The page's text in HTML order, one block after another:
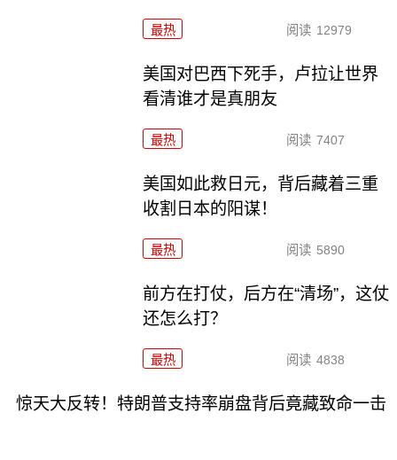
最热 阅读 12979
美国对巴西下死手，卢拉让世界
看清谁才是真朋友
最热 阅读 7407
美国如此救日元，背后藏着三重
收割日本的阳谋！
最热 阅读 5890
前方在打仗，后方在“清场”，这仗
还怎么打？
最热 阅读 4838
惊天大反转！特朗普支持率崩盘背后竟藏致命一击